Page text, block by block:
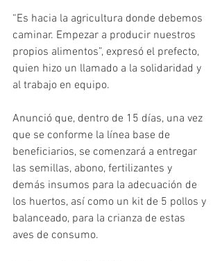
“Es hacia la agricultura donde debemos
caminar. Empezar a producir nuestros
propios alimentos”, expresó el prefecto,
quien hizo un llamado a la solidaridad y
al trabajo en equipo.
Anunció que, dentro de 15 días, una vez
que se conforme la línea base de
beneficiarios, se comenzará a entregar
las semillas, abono, fertilizantes y
demás insumos para la adecuación de
los huertos, así como un kit de 5 pollos y
balanceado, para la crianza de estas
aves de consumo.